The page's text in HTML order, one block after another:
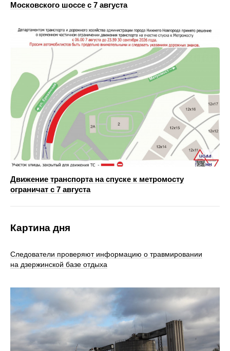
Московского шоссе с 7 августа
Движение транспорта на спуске к метромосту
ограничат с 7 августа
Картина дня
Следователи проверяют информацию о травмировании
на дзержинской базе отдыха